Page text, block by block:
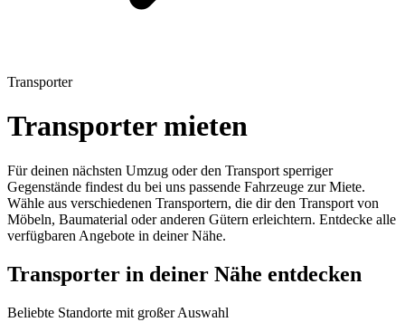
Transporter
Transporter mieten
Für deinen nächsten Umzug oder den Transport sperriger
Gegenstände findest du bei uns passende Fahrzeuge zur Miete.
Wähle aus verschiedenen Transportern, die dir den Transport von
Möbeln, Baumaterial oder anderen Gütern erleichtern. Entdecke alle
verfügbaren Angebote in deiner Nähe.
Transporter in deiner Nähe entdecken
Beliebte Standorte mit großer Auswahl